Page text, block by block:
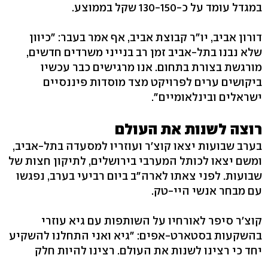
במגדל עומד על כ-130-150 שקל בממוצע.
דורון אביב, יו"ר קבוצת אביב, אף אמר בעבר: "כיוון
שלא נבנו בתל-אביב זמן רב בנייני משרדים חדשים,
מורגשת בצורת בתחום. אנו מרגישים כבר עכשיו
ביקושים ערים לפרויקט מצד מוסדות פיננסיים
ישראלים ובינלאומיים".
רוצה לשנות את העולם
בערב שבועות יצאו קוצ'ר ועוזריו למסעדה בתל-אביב,
ומשם יצאו לכותל המערבי בירושלים, לתיקון חצות של
שבועות. לפני צאתו לארה"ב ביום רביעי בערב, נפגשו
עם מבחר אנשי היי-טק.
קוצ'ר סיפר לאורחיו על השותפות עם גיא עוזרי
בהשקעות בסטארט-אפים: "גיא ואני התחלנו להשקיע
יחד כי רצינו לשנות את העולם. רצינו להיות חלק